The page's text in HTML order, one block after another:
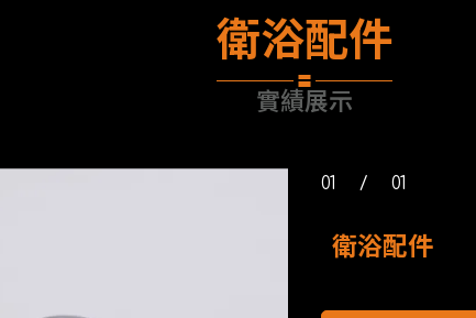
衛浴配件
實績展示
01 / 01
衛浴配件